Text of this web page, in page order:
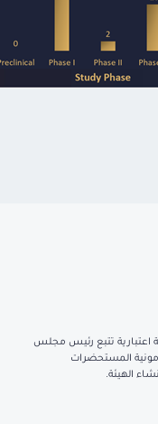
اعتبارية تتبع رئيس مجلس
المستحضرات
الهيئة.